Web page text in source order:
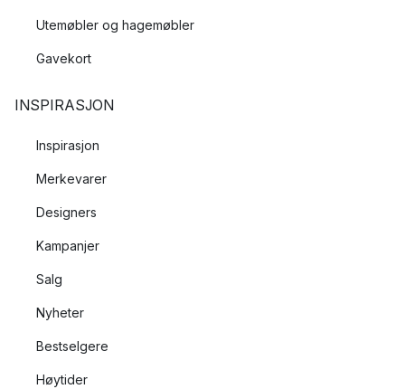
Utemøbler og hagemøbler
Gavekort
INSPIRASJON
Inspirasjon
Merkevarer
Designers
Kampanjer
Salg
Nyheter
Bestselgere
Høytider